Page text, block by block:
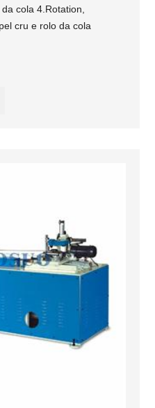
cola 4.Rotation,
cru e rolo da cola